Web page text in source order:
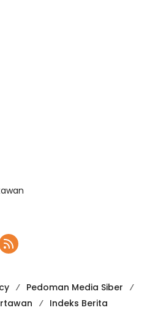
Pedoman Media Siber
Indeks Berita